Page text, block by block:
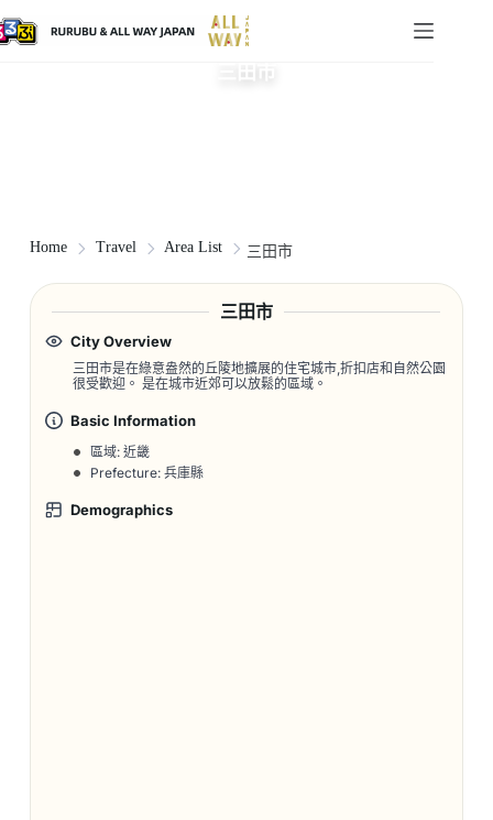
三田市
Home Travel Area List 三田市
三田市
City Overview
三田市是在綠意盎然的丘陵地擴展的住宅城市,折扣店和自然公園
很受歡迎。 是在城市近郊可以放鬆的區域。
Basic Information
區域: 近畿
Prefecture: 兵庫縣
Demographics